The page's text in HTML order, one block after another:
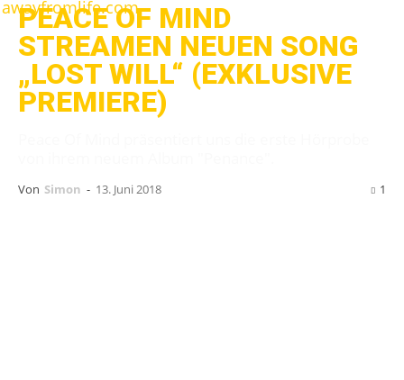
PEACE OF MIND
STREAMEN NEUEN SONG
„LOST WILL“ (EXKLUSIVE
PREMIERE)
Von Simon - 13. Juni 2018 1